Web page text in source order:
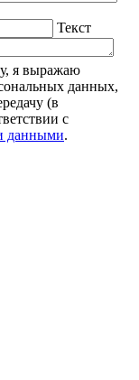
Текст
я выражаю
данных,
(в
с
данными.